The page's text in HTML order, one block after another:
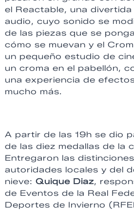
el Reactable, una
audio, cuyo sonido se
de las piezas que se
cómo se muevan y el
un pequeño estudio de
un croma en el pabellón,
una experiencia de
mucho más.
A partir de las 19h se dio
de las diez medallas de la
Entregaron las
autoridades locales y del
nieve: Quique Diaz,
de Eventos de la Real
Deportes de Invierno